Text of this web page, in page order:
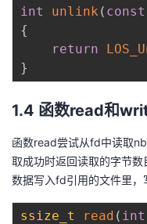
int unlink ( const
{
return
}
1.4 函数read和
函数read尝试从fd中读取
取成功时返回读取的字节
数据写入fd引用的文件里，
ssize_t read ( int